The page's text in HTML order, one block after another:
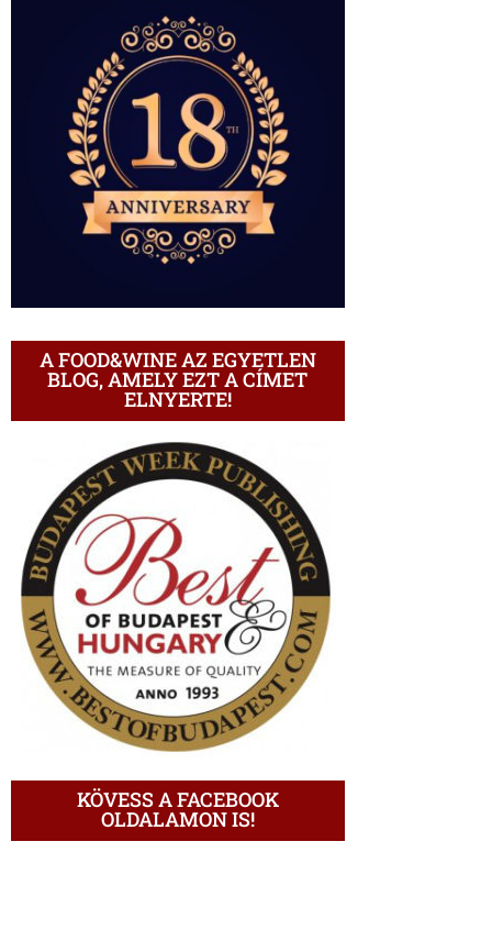
A FOOD&WINE AZ EGYETLEN
BLOG, AMELY EZT A CÍMET
ELNYERTE!
KÖVESS A FACEBOOK
OLDALAMON IS!